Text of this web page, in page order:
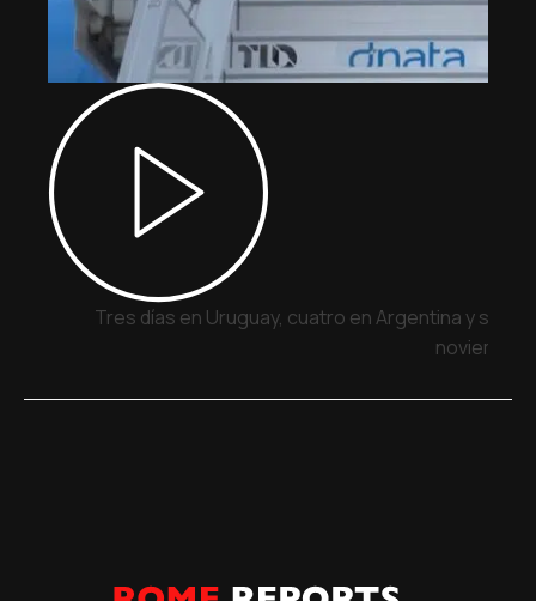
Tres días en Uruguay, cuatro en Argentina y siete
noviembre